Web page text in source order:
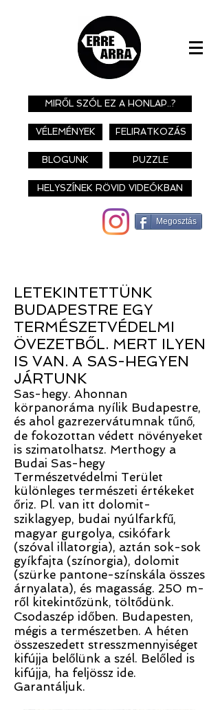
MIRŐL SZÓL EZ A HONLAP..?
VÉLEMÉNYEK FELIRATKOZÁS
BLOGUNK PUZZLE
HELYSZÍNEK RÖVID VIDEÓKBAN
Megosztás
LETEKINTETTÜNK
BUDAPESTRE EGY
TERMÉSZETVÉDELMI
ÖVEZETBŐL. MERT ILYEN
IS VAN. A SAS-HEGYEN
JÁRTUNK
Sas-hegy. Ahonnan
körpanoráma nyílik Budapestre,
és ahol gazrezervátumnak tűnő,
de fokozottan védett növényeket
is szimatolhatsz. Merthogy a
Budai Sas-hegy
Természetvédelmi Terület
különleges természeti értékeket
őriz. Pl. van itt dolomit-
sziklagyep, budai nyúlfarkfű,
magyar gurgolya, csikófark
(szóval illatorgia), aztán sok-sok
gyíkfajta (színorgia), dolomit
(szürke pantone-színskála összes
árnyalata), és magasság. 250 m-
ről kitekintőzünk, töltődünk.
Csodaszép időben. Budapesten,
mégis a természetben. A héten
összeszedett stresszmennyiséget
kifújja belőlünk a szél. Belőled is
kifújja, ha feljössz ide.
Garantáljuk.